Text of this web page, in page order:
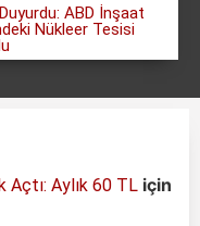
ABD İnşaat
Nükleer Tesisi
Açtı: Aylık 60 TL için